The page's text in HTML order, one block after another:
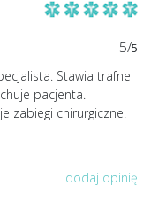
5/5
Stawia trafne
pacjenta.
zabiegi chirurgiczne.
dodaj opinię